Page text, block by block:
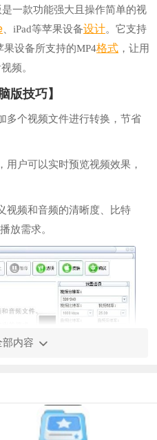
一款功能强大且操作简单的视
、iPad等苹果设备设计。它支持
果设备所支持的MP4格式 ，让用
频。
版技巧】
多个视频文件进行转换，节省
用户可以实时预览视频效果，
视频和音频的清晰度、比特
放需求。
部内容